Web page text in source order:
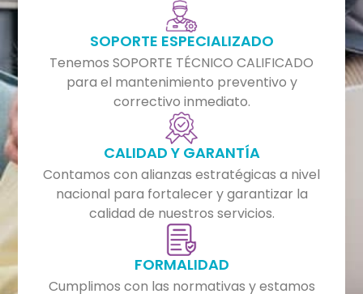
SOPORTE ESPECIALIZADO
Tenemos SOPORTE TÉCNICO CALIFICADO
para el mantenimiento preventivo y
correctivo inmediato.
CALIDAD Y GARANTÍA
Contamos con alianzas estratégicas a nivel
nacional para fortalecer y garantizar la
calidad de nuestros servicios.
FORMALIDAD
Cumplimos con las normativas y estamos